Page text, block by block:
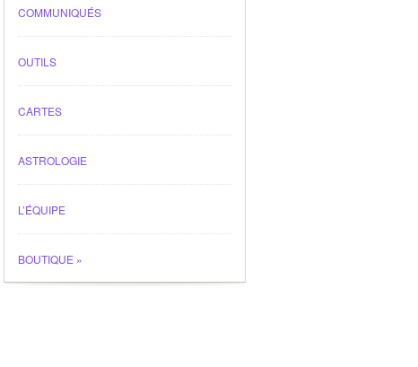
COMMUNIQUÉS
OUTILS
CARTES
ASTROLOGIE
L’ÉQUIPE
BOUTIQUE »